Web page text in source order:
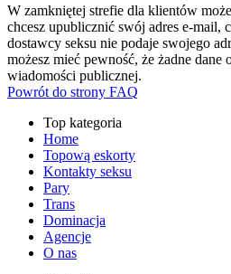
W zamkniętej strefie dla klientów
chcesz upublicznić swój adres e-mail,
dostawcy seksu nie podaje swojego
możesz mieć pewność, że żadne dane
wiadomości publicznej.
Powrót do strony FAQ
Top kategoria
Home
Topową eskorty
Kontakty seksu
Pary
Trans
Dominacja
Agencje
O nas